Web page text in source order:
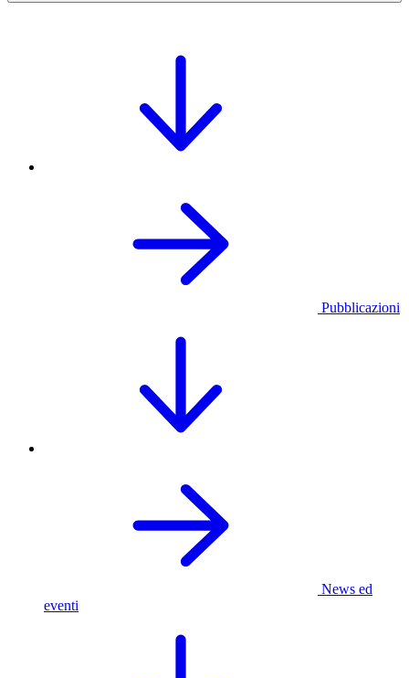
Pubblicazioni
News ed
eventi